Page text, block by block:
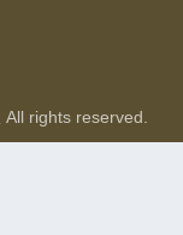
rights reserved.